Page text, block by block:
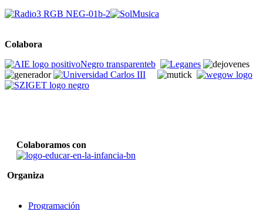
Colabora
Colaboramos con
Organiza
Programación